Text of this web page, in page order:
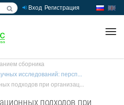
Вход Регистрация
сборника
исследований: персп...
подходов при организац...
подходов при